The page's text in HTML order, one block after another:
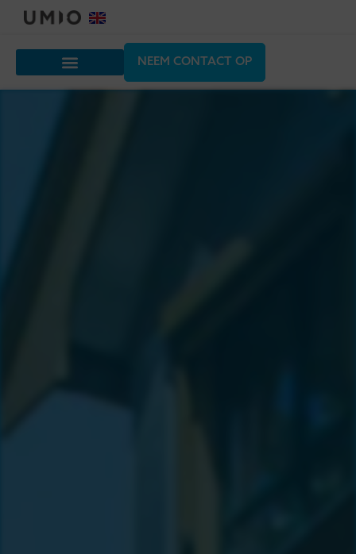
NEEM CONTACT OP